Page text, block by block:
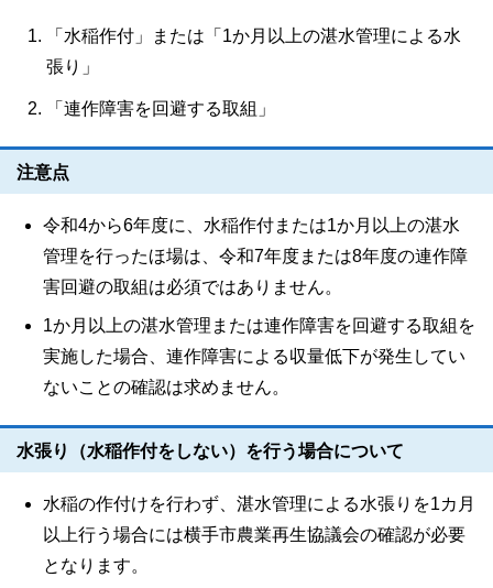
「水稲作付」または「1か月以上の湛水管理による水
張り」
「連作障害を回避する取組」
注意点
令和4から6年度に、水稲作付または1か月以上の湛水
管理を行ったほ場は、令和7年度または8年度の連作障
害回避の取組は必須ではありません。
1か月以上の湛水管理または連作障害を回避する取組を
実施した場合、連作障害による収量低下が発生してい
ないことの確認は求めません。
水張り（水稲作付をしない）を行う場合について
水稲の作付けを行わず、湛水管理による水張りを1カ月
以上行う場合には横手市農業再生協議会の確認が必要
となります。